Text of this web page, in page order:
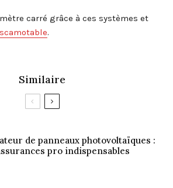
carré grâce à ces systèmes et
.
Similaire
de panneaux photovoltaïques :
pro indispensables